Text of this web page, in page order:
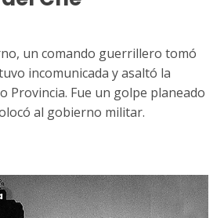
un comando guerrillero tomó
incomunicada y asaltó la
Provincia. Fue un golpe planeado
al gobierno militar.